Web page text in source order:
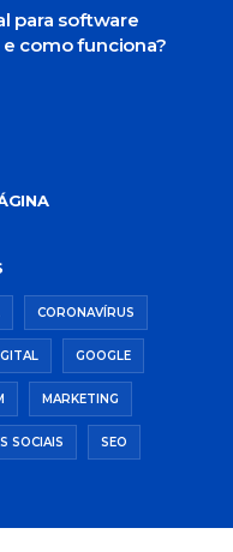
para software
como funciona?
CORONAVÍRUS
GOOGLE
MARKETING
SOCIAIS SEO